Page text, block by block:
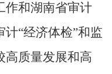
作和湖南省审计
“经济体检”和监
高质量发展和高